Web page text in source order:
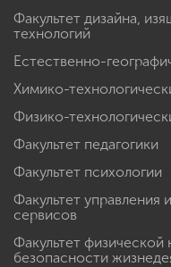
Факультет дизайна,
технологий
Естественно-
Химико-
Физико-
Факультет педагогики
Факультет психологии
Факультет управления
сервисов
Факультет физической
безопасности